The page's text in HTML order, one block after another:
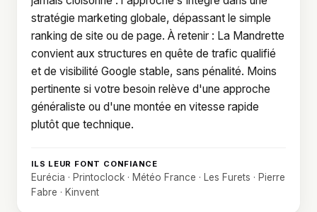
stratégie marketing globale, dépassant le simple
ranking de site ou de page. À retenir : La Mandrette
convient aux structures en quête de trafic qualifié
et de visibilité Google stable, sans pénalité. Moins
pertinente si votre besoin relève d'une approche
généraliste ou d'une montée en vitesse rapide
plutôt que technique.
ILS LEUR FONT CONFIANCE
Eurécia · Printoclock · Météo France · Les Furets · Pierre
Fabre · Kinvent